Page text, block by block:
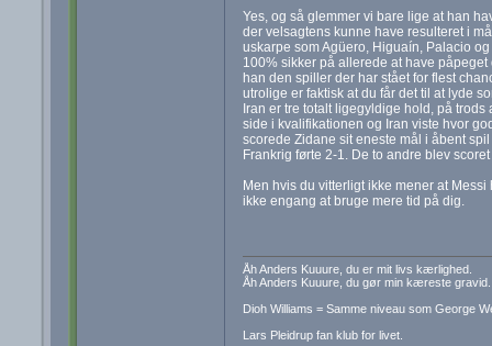
Yes, og så glemmer vi bare lige at han
der velsagtens kunne have resulteret i
uskarpe som Agüero, Higuaín, Palacio
100% sikker på allerede at have
han den spiller der har stået for flest
utrolige er faktisk at du får det til at lyde
Iran er tre totalt ligegyldige hold, på
side i kvalifikationen og Iran viste hvor
scorede Zidane sit eneste mål i åbent
Frankrig førte 2-1. De to andre blev
Men hvis du vitterligt ikke mener at
ikke engang at bruge mere tid på dig.
Åh Anders Kuuure, du er mit livs kærlighed.
Åh Anders Kuuure, du gør min kæreste gravid.
Dioh Williams = Samme niveau som George
Lars Pleidrup fan klub for livet.